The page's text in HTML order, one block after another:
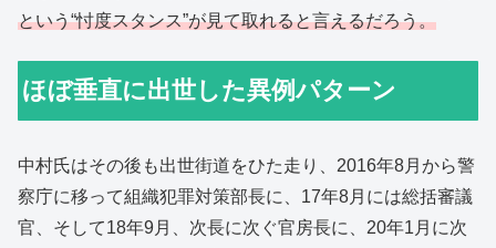
という“忖度スタンス”が見て取れると言えるだろう。
ほぼ垂直に出世した異例パターン
中村氏はその後も出世街道をひた走り、2016年8月から警
察庁に移って組織犯罪対策部長に、17年8月には総括審議
官、そして18年9月、次長に次ぐ官房長に、20年1月に次